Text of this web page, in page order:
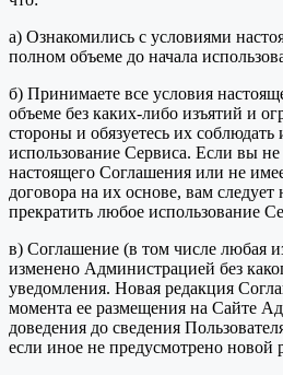
а) Ознакомились с условиями
полном объеме до начала
б) Принимаете все условия
объеме без каких-либо изъятий и
стороны и обязуетесь их соблюдать
использование Сервиса. Если вы
настоящего Соглашения или не
договора на их основе, вам следует
прекратить любое использование
в) Соглашение (в том числе любая
изменено Администрацией без
уведомления. Новая редакция
момента ее размещения на Сайте
доведения до сведения
если иное не предусмотрено новой